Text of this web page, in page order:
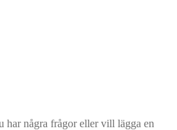
har några frågor eller vill lägga en